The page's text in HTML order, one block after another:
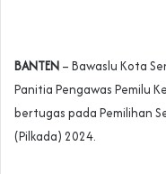
BANTEN – Bawaslu Kota
Panitia Pengawas Pemilu
bertugas pada Pemilihan
(Pilkada) 2024.